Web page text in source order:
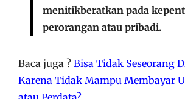
menitikberatkan pada
perorangan atau pribadi.
Baca juga ? Bisa Tidak Seseorang
Karena Tidak Mampu Membayar